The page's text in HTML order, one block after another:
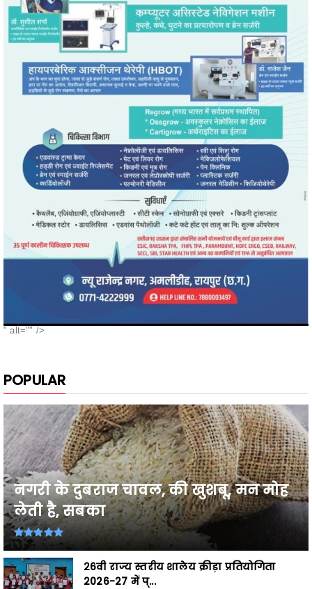
" alt="" />
POPULAR
नगरी के दुबराज चावल, की खुशबू, मन मोह
लेती है, सबका
26वी राज्य स्तरीय शालेय क्रीड़ा प्रतियोगिता
2026-27 में प्...